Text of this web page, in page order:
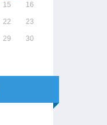
15 16
22 23
29 30